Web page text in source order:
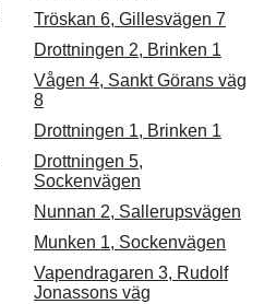
Tröskan 6, Gillesvägen 7
Drottningen 2, Brinken 1
Vågen 4, Sankt Görans väg
8
Drottningen 1, Brinken 1
Drottningen 5,
Sockenvägen
Nunnan 2, Sallerupsvägen
Munken 1, Sockenvägen
Vapendragaren 3, Rudolf
Jonassons väg